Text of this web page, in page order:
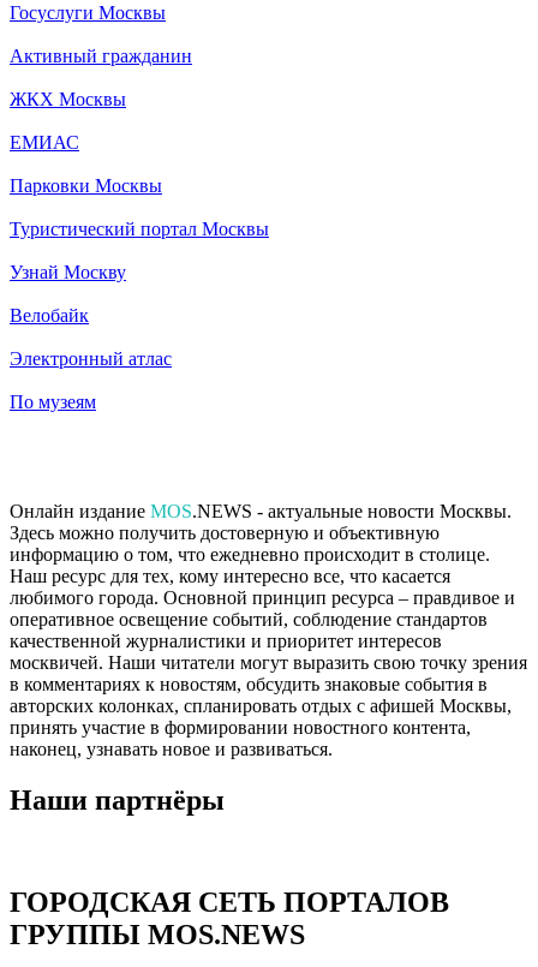
Госуслуги Москвы
Активный гражданин
ЖКХ Москвы
ЕМИАС
Парковки Москвы
Туристический портал Москвы
Узнай Москву
Велобайк
Электронный атлас
По музеям
Онлайн издание MOS.NEWS - актуальные новости Москвы.
Здесь можно получить достоверную и объективную
информацию о том, что ежедневно происходит в столице.
Наш ресурс для тех, кому интересно все, что касается
любимого города. Основной принцип ресурса – правдивое и
оперативное освещение событий, соблюдение стандартов
качественной журналистики и приоритет интересов
москвичей. Наши читатели могут выразить свою точку зрения
в комментариях к новостям, обсудить знаковые события в
авторских колонках, спланировать отдых с афишей Москвы,
принять участие в формировании новостного контента,
наконец, узнавать новое и развиваться.
Наши партнёры
ГОРОДСКАЯ СЕТЬ ПОРТАЛОВ
ГРУППЫ MOS.NEWS